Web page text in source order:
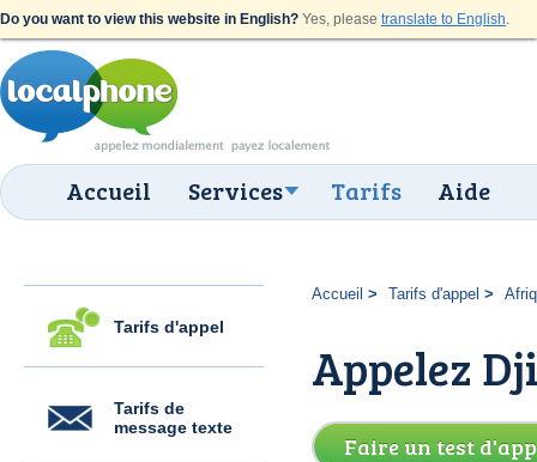
Do you want to view this website in English? Yes, please translate to English.
Accueil Services Tarifs Aide
Tarifs d'appel
Tarifs de
message texte
Accueil Tarifs d'appel
Appelez
Faire un test